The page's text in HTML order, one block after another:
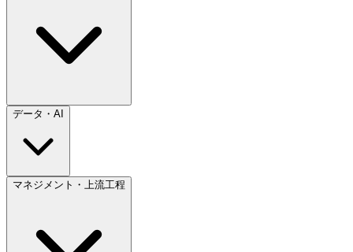
データ・AI
マネジメント・上流工程